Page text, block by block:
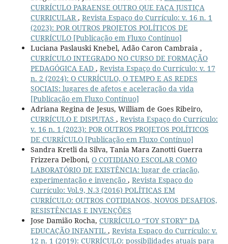
CURRÍCULO PARAENSE OUTRO QUE FAÇA JUSTIÇA
CURRICULAR, Revista Espaço do Currículo: v. 16 n. 1
(2023): POR OUTROS PROJETOS POLÍTICOS DE
CURRÍCULO [Publicação em Fluxo Contínuo]
Luciana Paslauski Knebel, Adão Caron Cambraia ,
CURRÍCULO INTEGRADO NO CURSO DE FORMAÇÃO
PEDAGÓGICA EAD , Revista Espaço do Currículo: v. 17
n. 2 (2024): O CURRÍCULO, O TEMPO E AS REDES
SOCIAIS: lugares de afetos e aceleração da vida
[Publicação em Fluxo Contínuo]
Adriana Regina de Jesus, William de Goes Ribeiro,
CURRÍCULO E DISPUTAS , Revista Espaço do Currículo:
v. 16 n. 1 (2023): POR OUTROS PROJETOS POLÍTICOS
DE CURRÍCULO [Publicação em Fluxo Contínuo]
Sandra Kretli da Silva, Tania Mara Zanotti Guerra
Frizzera Delboni, O COTIDIANO ESCOLAR COMO
LABORATÓRIO DE EXISTÊNCIA: lugar de criação,
experimentação e invenção , Revista Espaço do
Currículo: Vol.9, N.3 (2016) POLÍTICAS EM
CURRÍCULO: OUTROS COTIDIANOS, NOVOS DESAFIOS,
RESISTÊNCIAS E INVENÇÕES
Jose Damião Rocha, CURRÍCULO “TOY STORY” DA
EDUCAÇÃO INFANTIL , Revista Espaço do Currículo: v.
12 n. 1 (2019): CURRÍCULO: possibilidades atuais para